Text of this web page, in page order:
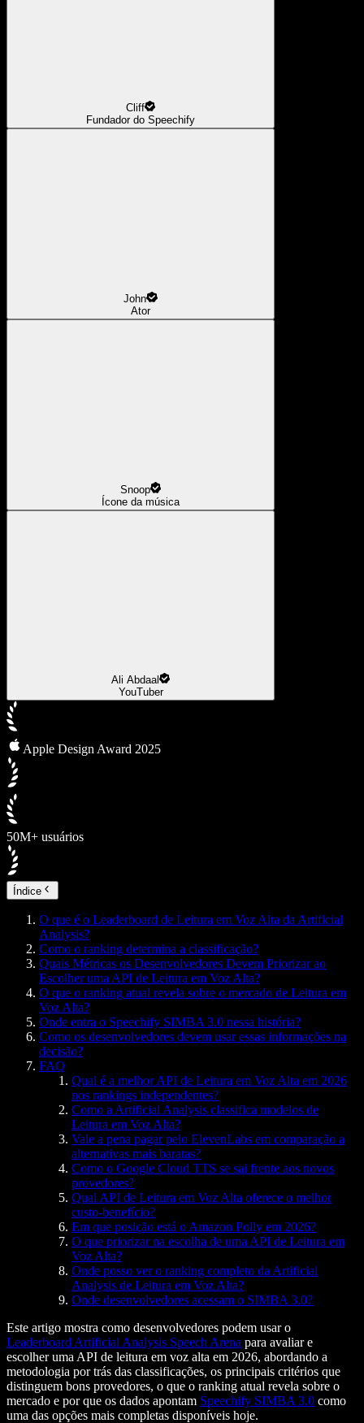
Cliff
Fundador do Speechify
John
Ator
Snoop
Ícone da música
Ali Abdaal
YouTuber
Apple Design Award 2025
50M+ usuários
Índice
O que é o Leaderboard de Leitura em Voz Alta da Artificial
Analysis?
Como o ranking determina a classificação?
Quais Métricas os Desenvolvedores Devem Priorizar ao
Escolher uma API de Leitura em Voz Alta?
O que o ranking atual revela sobre o mercado de Leitura em
Voz Alta?
Onde entra o Speechify SIMBA 3.0 nessa história?
Como os desenvolvedores devem usar essas informações na
decisão?
FAQ
Qual é a melhor API de Leitura em Voz Alta em 2026
nos rankings independentes?
Como a Artificial Analysis classifica modelos de
Leitura em Voz Alta?
Vale a pena pagar pelo ElevenLabs em comparação a
alternativas mais baratas?
Como o Google Cloud TTS se sai frente aos novos
provedores?
Qual API de Leitura em Voz Alta oferece o melhor
custo-benefício?
Em que posição está o Amazon Polly em 2026?
O que priorizar na escolha de uma API de Leitura em
Voz Alta?
Onde posso ver o ranking completo da Artificial
Analysis de Leitura em Voz Alta?
Onde desenvolvedores acessam o SIMBA 3.0?
Este artigo mostra como desenvolvedores podem usar o
Leaderboard Artificial Analysis Speech Arena para avaliar e
escolher uma API de leitura em voz alta em 2026, abordando a
metodologia por trás das classificações, os principais critérios que
distinguem bons provedores, o que o ranking atual revela sobre o
mercado e por que os dados apontam Speechify SIMBA 3.0 como
uma das opções mais completas disponíveis hoje.